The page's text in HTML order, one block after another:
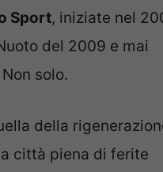
Sport, iniziate nel
del 2009 e mai
solo.
della
città piena di ferite